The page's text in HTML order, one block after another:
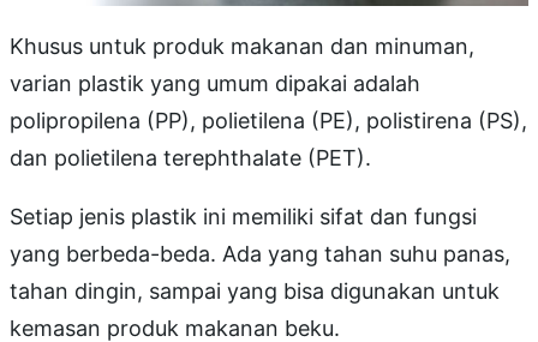
Khusus untuk produk makanan dan minuman,
varian plastik yang umum dipakai adalah
polipropilena (PP), polietilena (PE), polistirena (PS),
dan polietilena terephthalate (PET).
Setiap jenis plastik ini memiliki sifat dan fungsi
yang berbeda-beda. Ada yang tahan suhu panas,
tahan dingin, sampai yang bisa digunakan untuk
kemasan produk makanan beku.